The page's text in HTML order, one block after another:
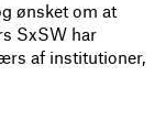
ønsket om at
SxSW har
af institutioner,